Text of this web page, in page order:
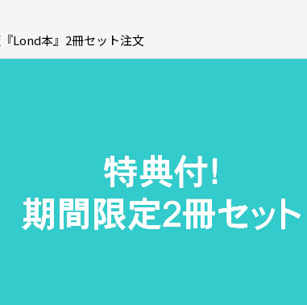
Lond本』2冊セット注文